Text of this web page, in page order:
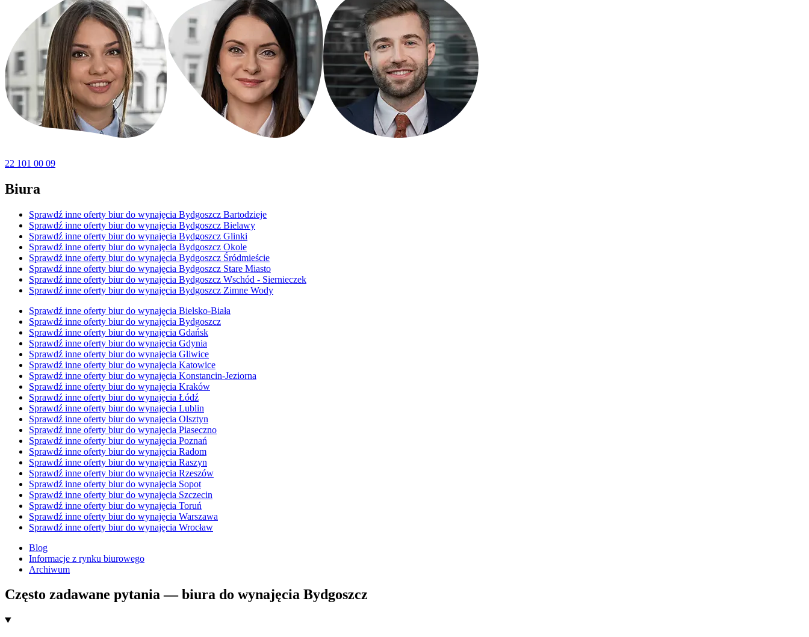
22 101 00 09
Biura
Sprawdź inne oferty biur do wynajęcia Bydgoszcz Bartodzieje
Sprawdź inne oferty biur do wynajęcia Bydgoszcz Bielawy
Sprawdź inne oferty biur do wynajęcia Bydgoszcz Glinki
Sprawdź inne oferty biur do wynajęcia Bydgoszcz Okole
Sprawdź inne oferty biur do wynajęcia Bydgoszcz Śródmieście
Sprawdź inne oferty biur do wynajęcia Bydgoszcz Stare Miasto
Sprawdź inne oferty biur do wynajęcia Bydgoszcz Wschód - Siernieczek
Sprawdź inne oferty biur do wynajęcia Bydgoszcz Zimne Wody
Sprawdź inne oferty biur do wynajęcia Bielsko-Biała
Sprawdź inne oferty biur do wynajęcia Bydgoszcz
Sprawdź inne oferty biur do wynajęcia Gdańsk
Sprawdź inne oferty biur do wynajęcia Gdynia
Sprawdź inne oferty biur do wynajęcia Gliwice
Sprawdź inne oferty biur do wynajęcia Katowice
Sprawdź inne oferty biur do wynajęcia Konstancin-Jeziorna
Sprawdź inne oferty biur do wynajęcia Kraków
Sprawdź inne oferty biur do wynajęcia Łódź
Sprawdź inne oferty biur do wynajęcia Lublin
Sprawdź inne oferty biur do wynajęcia Olsztyn
Sprawdź inne oferty biur do wynajęcia Piaseczno
Sprawdź inne oferty biur do wynajęcia Poznań
Sprawdź inne oferty biur do wynajęcia Radom
Sprawdź inne oferty biur do wynajęcia Raszyn
Sprawdź inne oferty biur do wynajęcia Rzeszów
Sprawdź inne oferty biur do wynajęcia Sopot
Sprawdź inne oferty biur do wynajęcia Szczecin
Sprawdź inne oferty biur do wynajęcia Toruń
Sprawdź inne oferty biur do wynajęcia Warszawa
Sprawdź inne oferty biur do wynajęcia Wrocław
Blog
Informacje z rynku biurowego
Archiwum
Często zadawane pytania — biura do wynajęcia Bydgoszcz